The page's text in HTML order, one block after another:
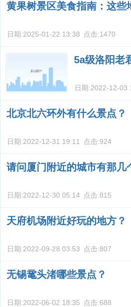
黄果树景区美食指南：这
日期:2025-01-22 13:38 点击:1470
5a级洛阳老
日期:2022-12-03
北京北六环外有什么景点？
日期:2022-12-31 19:11 点击:924
请问厦门附近的城市有那几
日期:2022-12-30 05:14 点击:815
天府机场附近好玩的地方？
日期:2022-09-28 03:53 点击:807
无锡鼋头渚哪些景点？
日期:2022-06-02 18:35 点击:688